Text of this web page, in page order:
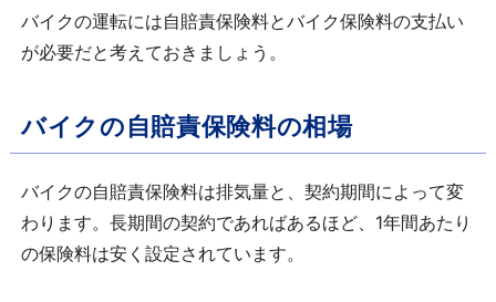
バイクの運転には自賠責保険料とバイク保険料の支払い
が必要だと考えておきましょう。
バイクの自賠責保険料の相場
バイクの自賠責保険料は排気量と、契約期間によって変
わります。長期間の契約であればあるほど、1年間あたり
の保険料は安く設定されています。